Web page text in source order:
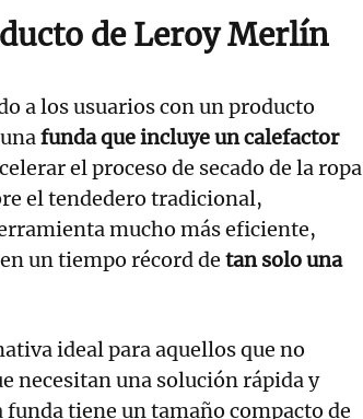
de Leroy Merlín
a los usuarios con un producto
funda que incluye un calefactor
el proceso de secado de la ropa
el tendedero tradicional,
mucho más eficiente,
un tiempo récord de tan solo una
ideal para aquellos que no
necesitan una solución rápida y
funda tiene un tamaño compacto de